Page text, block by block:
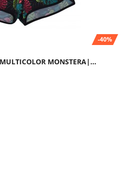
-40%
MONSTERA|...